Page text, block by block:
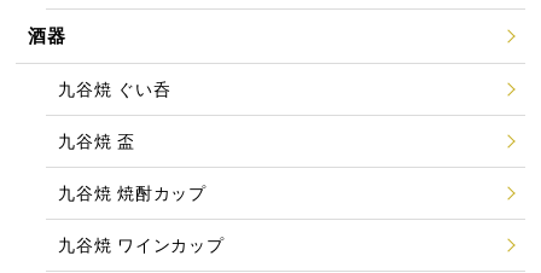
酒器
九谷焼 ぐい呑
九谷焼 盃
九谷焼 焼酎カップ
九谷焼 ワインカップ